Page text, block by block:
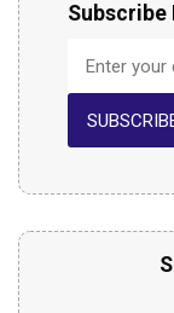
Subscribe